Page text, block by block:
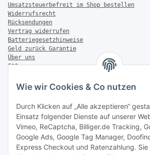
Wie wir Cookies & Co nutzen
Durch Klicken auf „Alle akzeptieren“
Einsatz folgender Dienste auf unserer
Vimeo, ReCaptcha, Billiger.de Tracking,
Google Ads, Google Tag Manager,
Express Checkout und Ratenzahlung.
Umsatzsteuerbefreit im Shop bestellen
Widerrufsrecht
Rücksendungen
Vertrag widerrufen
Batteriegesetzhinweise
Geld zurück Garantie
Über uns
FAQ
Zahlung & Versand
Versandinformationen